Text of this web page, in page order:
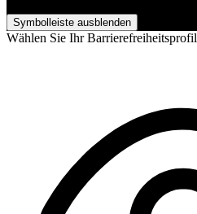
Symbolleiste ausblenden
Wählen Sie Ihr Barrierefreiheitsprofil